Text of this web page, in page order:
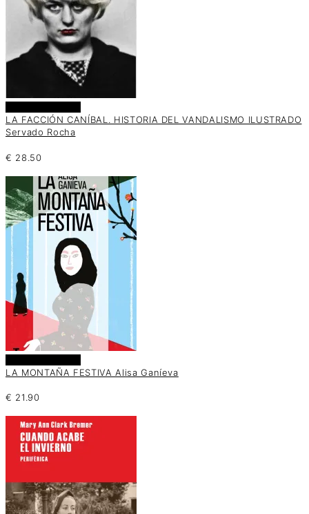
LA FACCIÓN CANÍBAL. HISTORIA DEL VANDALISMO ILUSTRADO
Servado Rocha
€ 28.50
LA MONTAÑA FESTIVA Alisa Ganíeva
€ 21.90